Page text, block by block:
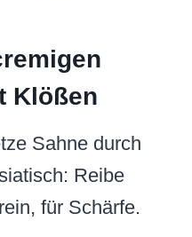
Klößen
Sahne durch
Reibe
für Schärfe.